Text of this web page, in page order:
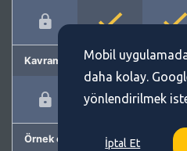
Kavram önerme
Örnek cümleler
Mobil
daha kolay.
yönlendirilmek
İptal Et